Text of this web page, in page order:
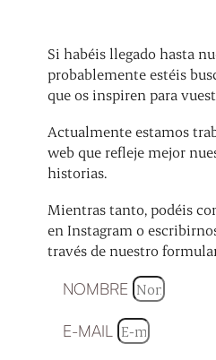
Si habéis llegado hasta
probablemente estéis
que os inspiren para
Actualmente estamos
web que refleje mejor
historias.
Mientras tanto, podéis
en Instagram o
través de nuestro
NOMBRE
E-MAIL